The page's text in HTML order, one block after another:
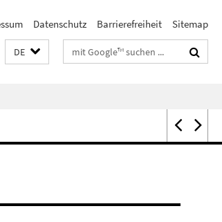
Datenschutz Barrierefreiheit Sitemap
DE Suchbegriffe